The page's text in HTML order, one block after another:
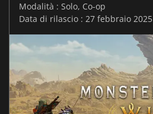
Modalità : Solo, Co-op
Data di rilascio : 27 febbraio 2025